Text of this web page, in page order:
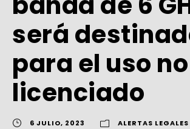
será
para el uso no
licenciado
6 JULIO, 2023
ALERTAS LEGALES